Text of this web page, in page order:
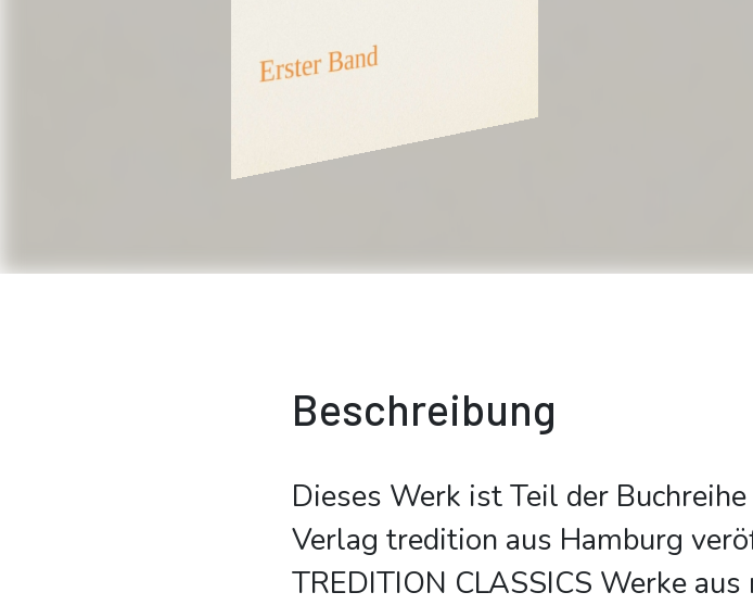
Beschreibung
Dieses Werk ist Teil der
Verlag tredition aus Hamburg
TREDITION CLASSICS Werke